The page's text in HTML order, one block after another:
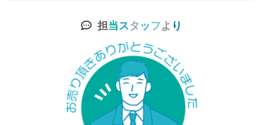
担当スタ ッ フよ り